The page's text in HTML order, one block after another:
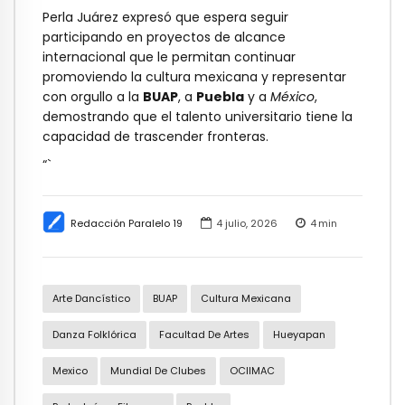
Redacción Paralelo 19 4 julio, 2026 4min
Arte Dancístico BUAP Cultura Mexicana
Danza Folklórica Facultad De Artes Hueyapan
Mexico Mundial De Clubes OCIIMAC
Perla Juárez expresó que espera seguir
participando en proyectos de alcance
internacional que le permitan continuar
promoviendo la cultura mexicana y representar
con orgullo a la BUAP, a Puebla y a México,
demostrando que el talento universitario tiene la
capacidad de trascender fronteras.
“`